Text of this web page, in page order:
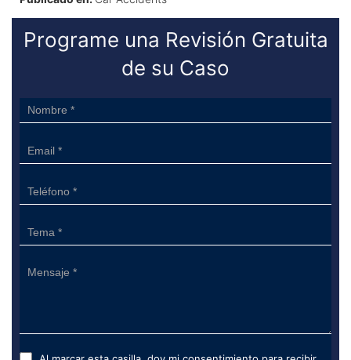
Programe una Revisión Gratuita
de su Caso
Sidebar
Form